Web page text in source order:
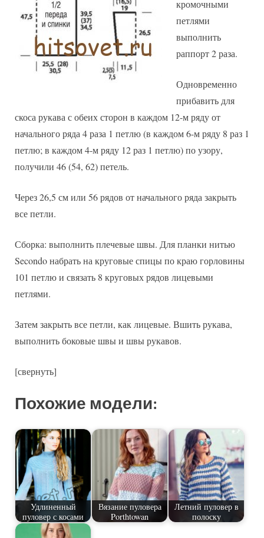
кромочными
петлями
выполнить
раппорт 2 раза.
Одновременно
прибавить для
скоса рукава с обеих сторон в каждом 12-м ряду от
начального ряда 4 раза 1 петлю (в каждом 6-м ряду 8 раз 1
петлю; в каждом 4-м ряду 12 раз 1 петлю) по узору,
получили 46 (54, 62) петель.
Через 26,5 см или 56 рядов от начального ряда закрыть
все петли.
Сборка: выполнить плечевые швы. Для планки нитью
Secondo набрать на круговые спицы по краю горловины
101 петлю и связать 8 круговых рядов лицевыми
петлями.
Затем закрыть все петли, как лицевые. Вшить рукава,
выполнить боковые швы и швы рукавов.
[свернуть]
Похожие модели:
Удлиненный
пуловер с косами
Вязание пуловера
Porthtowan
Летний пуловер в
полоску